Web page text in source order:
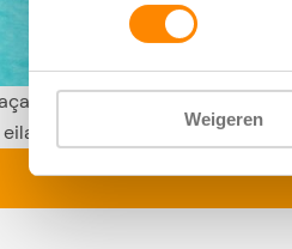
Weigeren
een mooie boottrip maken
Klein Curaçao. Maar